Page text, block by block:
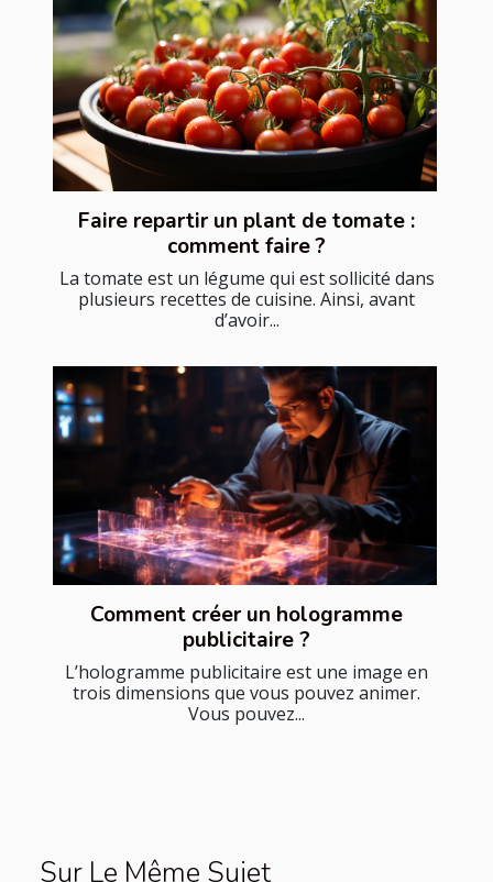
Faire repartir un plant de tomate :
comment faire ?
La tomate est un légume qui est sollicité dans
plusieurs recettes de cuisine. Ainsi, avant
d’avoir...
Comment créer un hologramme
publicitaire ?
L’hologramme publicitaire est une image en
trois dimensions que vous pouvez animer.
Vous pouvez...
Sur Le Même Sujet